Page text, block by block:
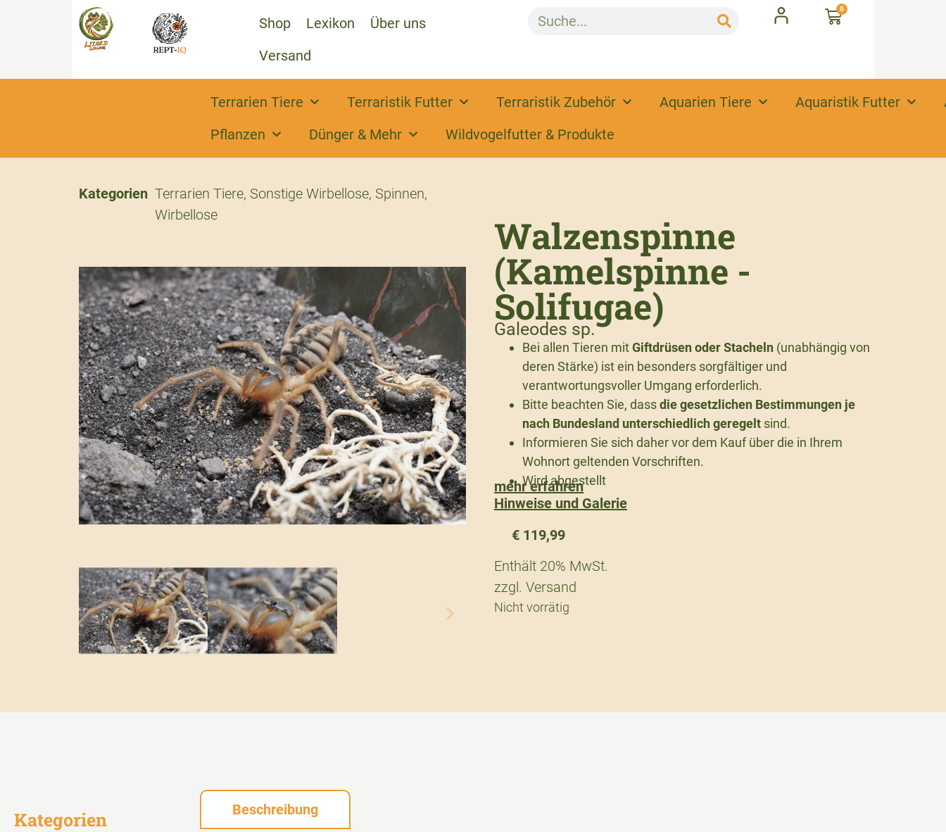
Shop Lexikon
Über uns
Versand
0
Terrarien Tiere Terraristik Futter Terraristik Zubehör Aquarien Tiere Aquaristik Futter
Pflanzen
Dünger & Mehr Wildvogelfutter & Produkte
Kategorien Terrarien Tiere, Sonstige Wirbellose, Spinnen,
Wirbellose
Walzenspinne
(Kamelspinne -
Solifugae)
Galeodes sp.
Bei allen Tieren mitGiftdrüsen oder Stacheln (unabhängig von
deren Stärke) ist ein besonders sorgfältiger und
verantwortungsvoller Umgang erforderlich.
Bitte beachten Sie, dassdie gesetzlichen Bestimmungen je
nach Bundesland unterschiedlich geregelt sind.
Informieren Sie sich daher vor dem Kauf über die in Ihrem
Wohnort geltenden Vorschriften.
Wird abgestellt
mehr erfahren
Hinweise und Galerie
€ 119,99
Enthält 20% MwSt.
zzgl. Versand
Nicht vorrätig
Kategorien Beschreibung